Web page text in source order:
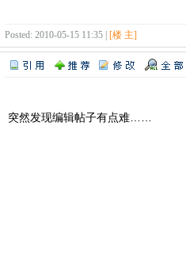
Posted: 2010-05-15 11:35 | [楼 主]
突然发现编辑帖子有点难……